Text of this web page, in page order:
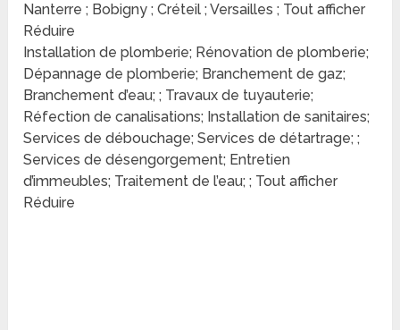
Nanterre ; Bobigny ; Créteil ; Versailles ; Tout afficher
Réduire
Installation de plomberie; Rénovation de plomberie;
Dépannage de plomberie; Branchement de gaz;
Branchement d’eau; ; Travaux de tuyauterie;
Réfection de canalisations; Installation de sanitaires;
Services de débouchage; Services de détartrage; ;
Services de désengorgement; Entretien
d’immeubles; Traitement de l’eau; ; Tout afficher
Réduire